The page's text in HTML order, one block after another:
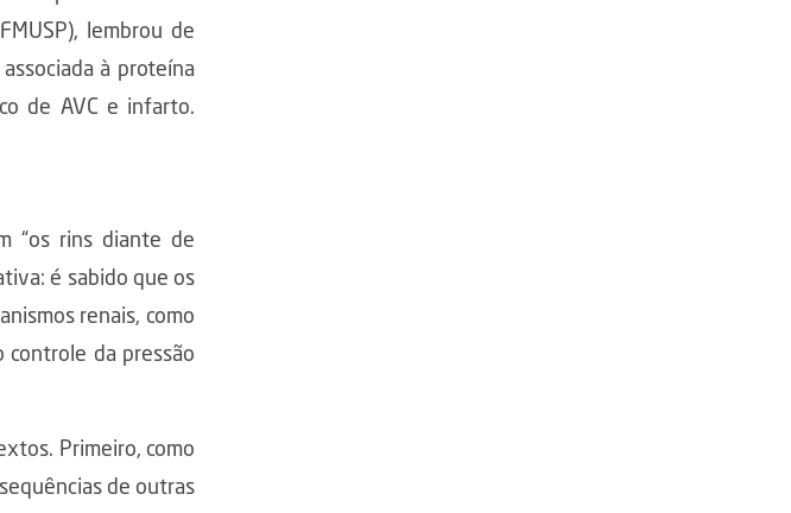
lembrou de
à proteína
de AVC e infarto.
“os rins diante de
é sabido que os
renais, como
controle da pressão
Primeiro, como
de outras